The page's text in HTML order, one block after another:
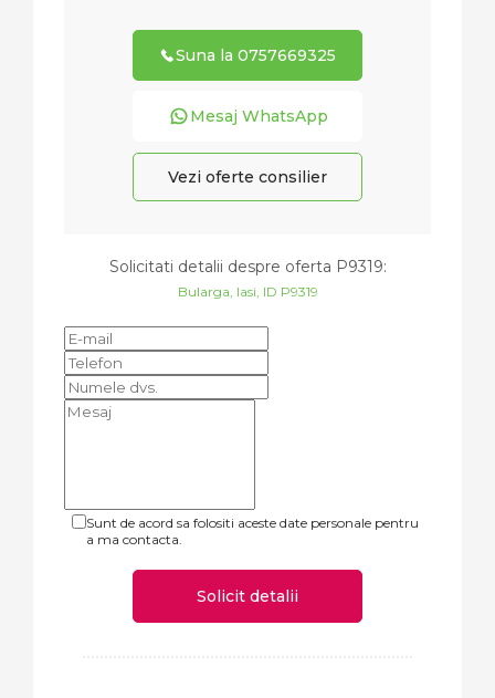
Suna la 0757669325
Mesaj WhatsApp
Vezi oferte consilier
Solicitati detalii despre oferta P9319:
Bularga, Iasi, ID P9319
Sunt de acord sa folositi aceste date personale pentru
a ma contacta.
Solicit detalii